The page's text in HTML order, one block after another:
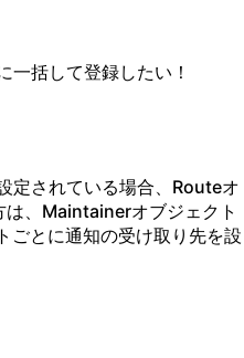
括して登録したい！
定されている場合、Routeオ
、Maintainerオブジェクト
ごとに通知の受け取り先を設